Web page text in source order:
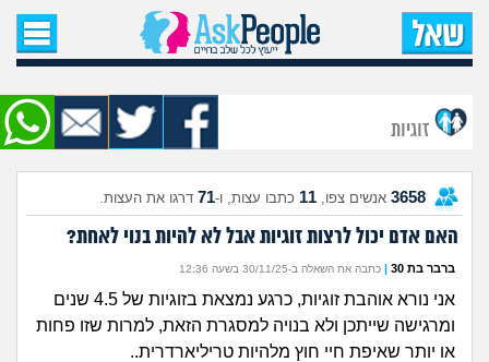
עמוד הבית
שאל שאלה
שאלות חדשות
שאלות שעוררו עניין
עצות חדשות
מה קורה כאן?
זוגיות
3658 אנשים צפו, 11 כתבו עצות, ו-71 דרגו את העצות.
האם אדם יכול לרצות זוגיות אבל לא להיות בנוי לאחת?
ברבר בת 30 | כתבה את השאלה ב-30/11/25 בשעה 12:36
אני נורא אוהבת זוגיות, כרגע נמצאת בזוגיות של 4.5 שנים
ומרגישה שייתכן ולא בנויה למסגרת הזאת, למרות שזו פחות
או יותר שאיפת חיי חוץ מלהיות טריליארדרית..